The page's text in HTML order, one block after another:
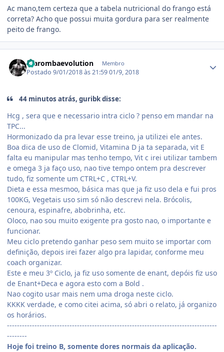
Ac mano,tem certeza que a tabela nutricional do frango está
correta? Acho que possui muita gordura para ser realmente
peito de frango.
marombaevolution Membro
Postado9/01/2018 às 21:5901/9, 2018
44 minutos atrás, guribk disse:
Hcg , sera que e necessario intra ciclo ? penso em mandar na
TPC...
Hormonizado da pra levar esse treino, ja utilizei ele antes.
Boa dica de uso de Clomid, Vitamina D ja ta separada, vit E
falta eu manipular mas tenho tempo, Vit c irei utilizar tambem
e omega 3 ja faço uso, nao tive tempo ontem pra descrever
tudo, fiz somente um CTRL+C , CTRL+V.
Dieta e essa mesmoo, básica mas que ja fiz uso dela e fui pros
100KG, Vegetais uso sim só não descrevi nela. Brócolis,
cenoura, espinafre, abobrinha, etc.
Oloco, nao sou muito exigente pra gosto nao, o importante e
funcionar.
Meu ciclo pretendo ganhar peso sem muito se importar com
definição, depois irei fazer algo pra lapidar, conforme meu
coach organizar.
Este e meu 3º Ciclo, ja fiz uso somente de enant, depóis fiz uso
de Enant+Deca e agora esto com a Bold .
Nao cogito usar mais nem uma droga neste ciclo.
KKKK verdade, e como citei acima, só abri o relato, já organizo
os horários.
------------------------------------------------------------------------------------
--------
Hoje foi treino B, somente dores normais da aplicação.